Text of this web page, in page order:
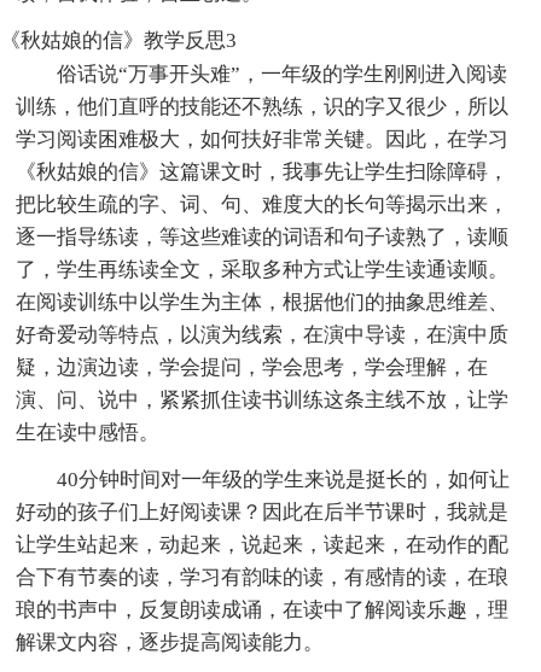
《秋姑娘的信》教学反思3
俗话说“万事开头难”，一年级的学生刚刚进入阅读
训练，他们直呼的技能还不熟练，识的字又很少，所以
学习阅读困难极大，如何扶好非常关键。因此，在学习
《秋姑娘的信》这篇课文时，我事先让学生扫除障碍，
把比较生疏的字、词、句、难度大的长句等揭示出来，
逐一指导练读，等这些难读的词语和句子读熟了，读顺
了，学生再练读全文，采取多种方式让学生读通读顺。
在阅读训练中以学生为主体，根据他们的抽象思维差、
好奇爱动等特点，以演为线索，在演中导读，在演中质
疑，边演边读，学会提问，学会思考，学会理解，在
演、问、说中，紧紧抓住读书训练这条主线不放，让学
生在读中感悟。
40分钟时间对一年级的学生来说是挺长的，如何让
好动的孩子们上好阅读课？因此在后半节课时，我就是
让学生站起来，动起来，说起来，读起来，在动作的配
合下有节奏的读，学习有韵味的读，有感情的读，在琅
琅的书声中，反复朗读成诵，在读中了解阅读乐趣，理
解课文内容，逐步提高阅读能力。